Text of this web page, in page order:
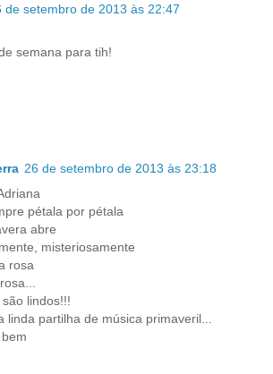
de setembro de 2013 às 22:47
semana para tih!
26 de setembro de 2013 às 23:18
pétala por pétala
abre
misteriosamente
rosa
lindos!!!
linda partilha de música primaveril...